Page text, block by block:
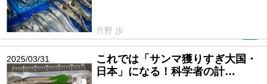
片野 歩
2025/03/31
これでは「サンマ獲りすぎ大国・
日本」になる！科学者の計…